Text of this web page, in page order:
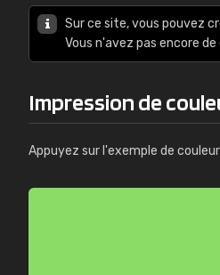
Sur ce site, vous pouvez
Vous n'avez pas encore
Impression de
Appuyez sur l'exemple de